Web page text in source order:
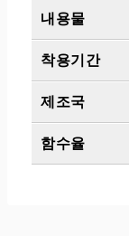
내용물
착용기간
제조국
함수율